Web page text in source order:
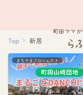
町田ママ
Top 新居
まちやまプロジェクト